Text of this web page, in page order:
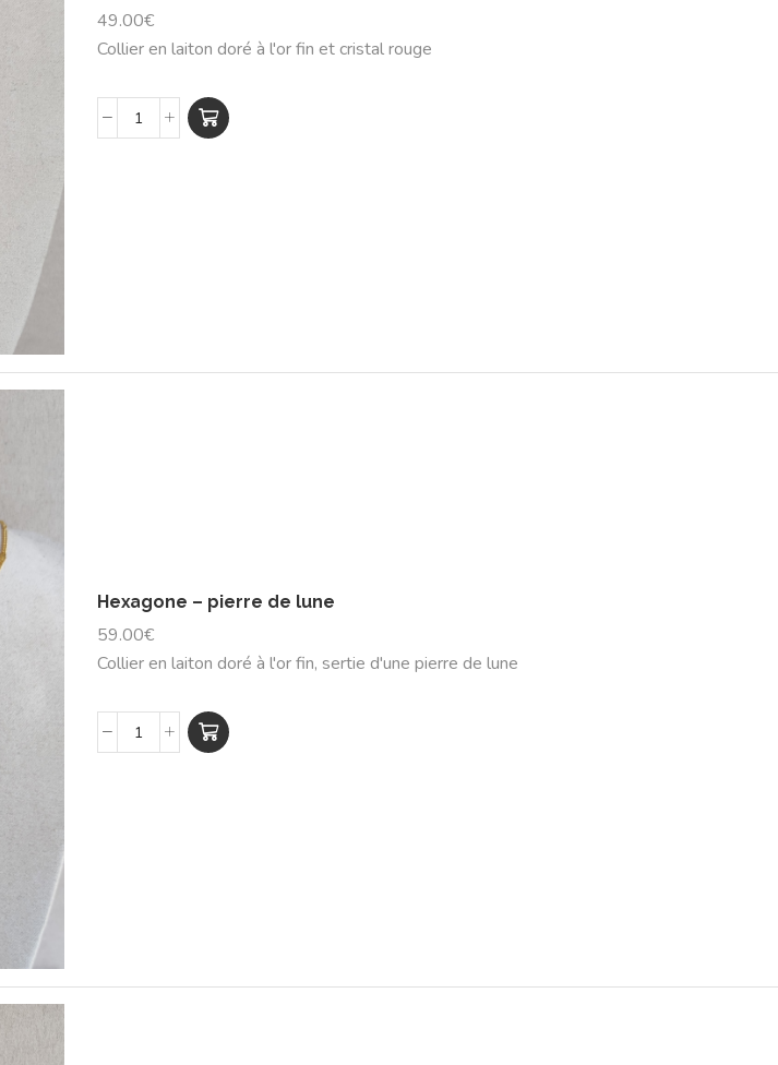
49.00€
Collier en laiton doré à l'or fin et cristal rouge
Hexagone – pierre de lune
59.00€
Collier en laiton doré à l'or fin, sertie d'une pierre de lune